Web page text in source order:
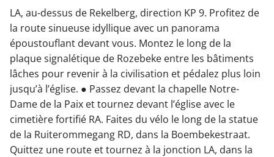
LA, au-dessus de Rekelberg, direction KP 9. Profitez de
la route sinueuse idyllique avec un panorama
époustouflant devant vous. Montez le long de la
plaque signalétique de Rozebeke entre les bâtiments
lâches pour revenir à la civilisation et pédalez plus loin
jusqu’à l’église. ● Passez devant la chapelle Notre-
Dame de la Paix et tournez devant l’église avec le
cimetière fortifié RA. Faites du vélo le long de la statue
de la Ruiterommegang RD, dans la Boembekestraat.
Quittez une route et tournez à la jonction LA, dans la